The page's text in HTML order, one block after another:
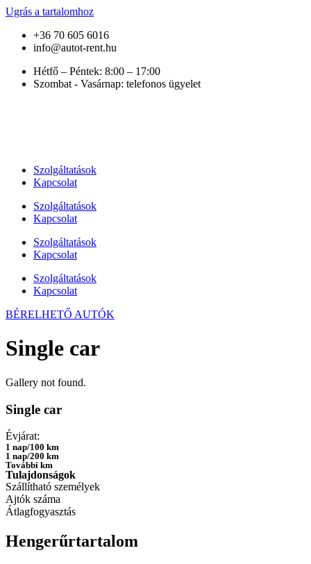
Ugrás a tartalomhoz
+36 70 605 6016
info@autot-rent.hu
Hétfő – Péntek: 8:00 – 17:00
Szombat - Vasárnap: telefonos ügyelet
Szolgáltatások
Kapcsolat
Szolgáltatások
Kapcsolat
Szolgáltatások
Kapcsolat
Szolgáltatások
Kapcsolat
BÉRELHETŐ AUTÓK
Single car
Gallery not found.
Single car
Évjárat:
1 nap/100 km
1 nap/200 km
További km
Tulajdonságok
Szállítható személyek
Ajtók száma
Átlagfogyasztás
Hengerűrtartalom